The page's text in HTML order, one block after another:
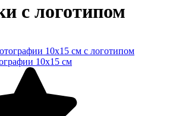
с логотипом
10х15 см